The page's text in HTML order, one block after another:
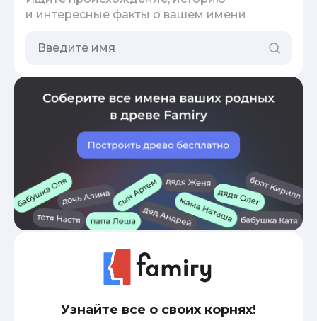
и интересные факты о вашем имени
Узнайте все о своих корнях!